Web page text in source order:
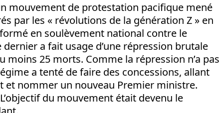
mouvement de protestation pacifique mené
par les « révolutions de la génération Z » en
en soulèvement national contre le
a fait usage d’une répression brutale
25 morts. Comme la répression n’a pas
a tenté de faire des concessions, allant
et nommer un nouveau Premier ministre.
du mouvement était devenu le